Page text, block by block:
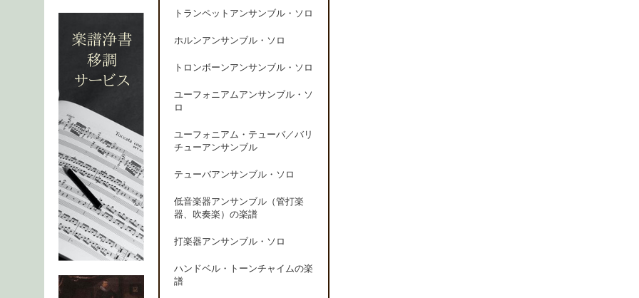
トランペットアンサンブル・ソロ
ホルンアンサンブル・ソロ
トロンボーンアンサンブル・ソロ
ユーフォニアムアンサンブル・ソ
ロ
ユーフォニアム・テューバ／バリ
チューアンサンブル
テューバアンサンブル・ソロ
低音楽器アンサンブル（管打楽
器、吹奏楽）の楽譜
打楽器アンサンブル・ソロ
ハンドベル・トーンチャイムの楽
譜